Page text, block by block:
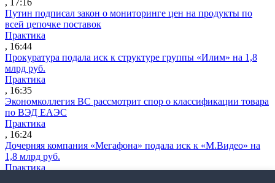
Путин подписал закон о мониторинге цен на продукты по
всей цепочке поставок
Практика
, 16:44
Прокуратура подала иск к структуре группы «Илим» на 1,8
млрд руб.
Практика
, 16:35
Экономколлегия ВС рассмотрит спор о классификации товара
по ВЭД ЕАЭС
Практика
, 16:24
Дочерняя компания «Мегафона» подала иск к «М.Видео» на
1,8 млрд руб.
Практика